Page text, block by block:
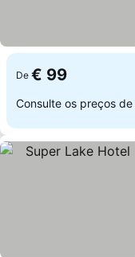
De € 99
Consulte os preços de